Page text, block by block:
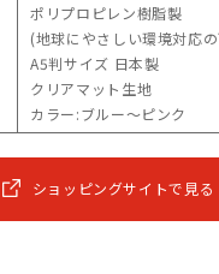
ポリプロピレン樹脂製
(地球にやさしい環境対応
A5判サイズ 日本製
クリアマット生地
カラー:ブルー～ピンク
ショッピングサイトで見る